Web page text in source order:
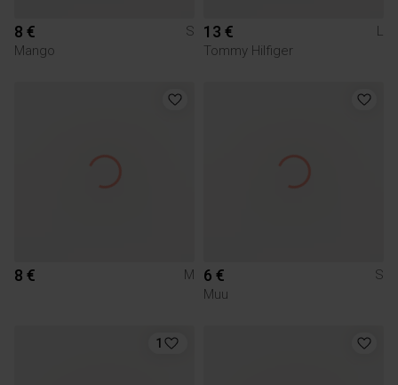
8 €
S
Mango
13 €
L
Tommy Hilfiger
8 € M 6 €
S
Muu
1